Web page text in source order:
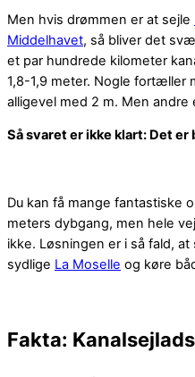
Men hvis drømmen er at sejle
Middelhavet, så bliver det
et par hundrede kilometer
1,8-1,9 meter. Nogle fortæller
alligevel med 2 m. Men
Så svaret er ikke klart: Det er
Du kan få mange fantastiske
meters dybgang, men hele
ikke. Løsningen er i så fald,
sydlige La Moselle og køre
Fakta: